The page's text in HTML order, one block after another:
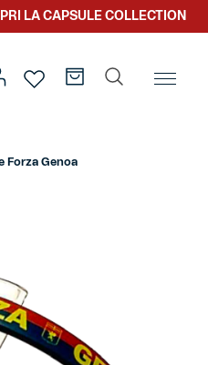
LA CAPSULE COLLECTION
Forza Genoa